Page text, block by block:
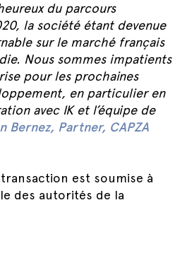
du parcours
la société étant devenue
sur le marché français
Nous sommes impatients
pour les prochaines
en particulier en
avec IK et l’équipe de
Bernez, Partner, CAPZA
est soumise à
des autorités de la